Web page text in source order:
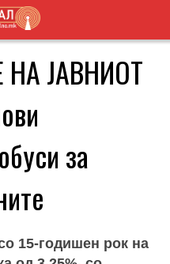
ЈАВНИОТ
за
15-годишен рок на